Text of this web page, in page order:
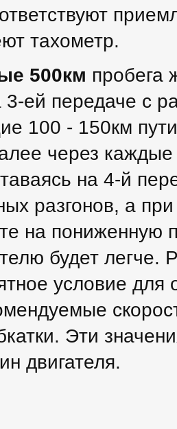
тахометр.
500км пробега
3-ей передаче с
100 - 150км
через каждые
на 4-й
разгонов, а
на пониженную
будет
условие
Эти
двигателя.